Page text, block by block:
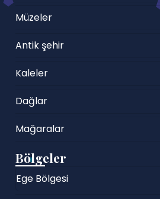
Müzeler
Antik şehir
Kaleler
Dağlar
Mağaralar
Bölgeler
Ege Bölgesi